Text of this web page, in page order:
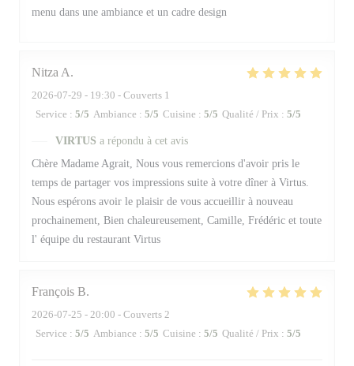
menu dans une ambiance et un cadre design
Nitza A
2026-07-29 - 19:30 - Couverts 1
Service : 5/5 Ambiance : 5/5 Cuisine : 5/5 Qualité / Prix : 5/5
VIRTUS a répondu à cet avis
Chère Madame Agrait, Nous vous remercions d'avoir pris le
temps de partager vos impressions suite à votre dîner à Virtus.
Nous espérons avoir le plaisir de vous accueillir à nouveau
prochainement, Bien chaleureusement, Camille, Frédéric et toute
l' équipe du restaurant Virtus
François B
2026-07-25 - 20:00 - Couverts 2
Service : 5/5 Ambiance : 5/5 Cuisine : 5/5 Qualité / Prix : 5/5